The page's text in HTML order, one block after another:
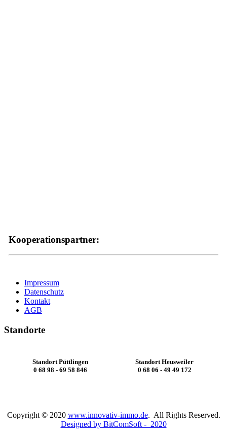
Kooperationspartner:
Impressum
Datenschutz
Kontakt
AGB
Standorte
Standort Püttlingen
0 68 98 - 69 58 846
Standort Heusweiler
0 68 06 - 49 49 172
Copyright © 2020 www.innovativ-immo.de. All Rights Reserved.
Designed by BitComSoft - 2020